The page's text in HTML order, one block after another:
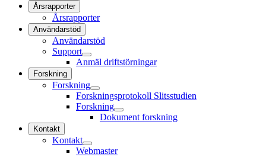
Årsrapporter
Årsrapporter
Användarstöd
Användarstöd
Support
Anmäl driftstörningar
Forskning
Forskning
Forskningsprotokoll Slitsstudien
Forskning
Dokument forskning
Kontakt
Kontakt
Webmaster